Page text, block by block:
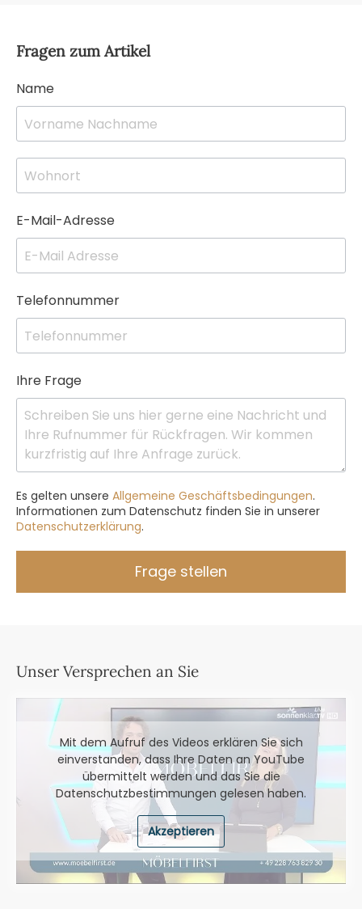
Fragen zum Artikel
Name
E-Mail-Adresse
Telefonnummer
Ihre Frage
Es gelten unsere Allgemeine Geschäftsbedingungen.
Informationen zum Datenschutz finden Sie in unserer
Datenschutzerklärung.
Frage stellen
Unser Versprechen an Sie
Mit dem Aufruf des Videos erklären Sie sich
einverstanden, dass Ihre Daten an YouTube
übermittelt werden und das Sie die
Datenschutzbestimmungen gelesen haben.
Akzeptieren